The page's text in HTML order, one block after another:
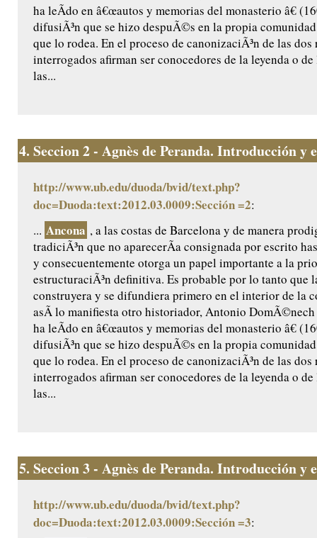
ha leÃ­do en â€œautos y memorias del monasterio â€
difusiÃ³n que se hizo despuÃ©s en la propia
que lo rodea. En el proceso de canonizaciÃ³n de las
interrogados afirman ser conocedores de la leyenda o
las...
4. Seccion 2 - Agnès de Peranda. Introducción y
http://www.ub.edu/duoda/bvid/text.php?
doc=Duoda:text:2012.03.0009:Sección =2:
... Ancona , a las costas de Barcelona y de manera
tradiciÃ³n que no aparecerÃ­a consignada por escrito
y consecuentemente otorga un papel importante a la
estructuraciÃ³n definitiva. Es probable por lo tanto que
construyera y se difundiera primero en el interior de la
asÃ­ lo manifiesta otro historiador, Antonio DomÃ©nech
ha leÃ­do en â€œautos y memorias del monasterio â€
difusiÃ³n que se hizo despuÃ©s en la propia
que lo rodea. En el proceso de canonizaciÃ³n de las
interrogados afirman ser conocedores de la leyenda o
las...
5. Seccion 3 - Agnès de Peranda. Introducción y
http://www.ub.edu/duoda/bvid/text.php?
doc=Duoda:text:2012.03.0009:Sección =3: